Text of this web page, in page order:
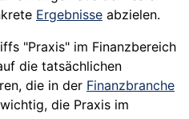
Ergebnisse abzielen.
"Praxis" im Finanzbereich
die tatsächlichen
die in der Finanzbranche
die Praxis im